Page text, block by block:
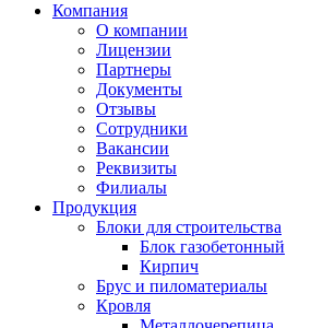
Компания
О компании
Лицензии
Партнеры
Документы
Отзывы
Сотрудники
Вакансии
Реквизиты
Филиалы
Продукция
Блоки для строительства
Блок газобетонный
Кирпич
Брус и пиломатериалы
Кровля